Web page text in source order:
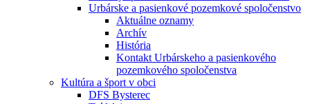
Urbárske a pasienkové pozemkové spoločenstvo
Aktuálne oznamy
Archív
História
Kontakt Urbárskeho a pasienkového
pozemkového spoločenstva
Kultúra a šport v obci
DFS Bysterec